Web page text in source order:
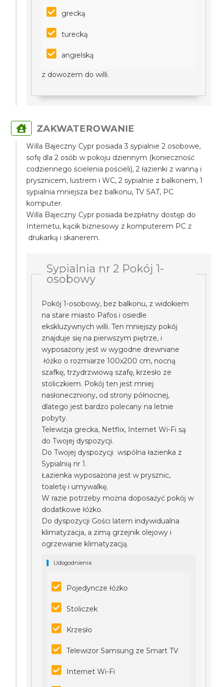
grecką
turecką
angielską
z dowozem do willi.
ZAKWATEROWANIE
Willa Bajeczny Cypr posiada 3 sypialnie 2 osobowe,
sofę dla 2 osób w pokoju dziennym (konieczność
codziennego ścielenia pościeli), 2 łazienki z wanną i
prysznicem, lustrem i WC, 2 sypialnie z balkonem, 1
sypialnia mniejsza bez balkonu, TV SAT, PC
komputer.
Willa Bajeczny Cypr posiada bezpłatny dostęp do
Internetu, kącik biznesowy z komputerem PC z
drukarką i skanerem.
Sypialnia nr 2 Pokój 1-
osobowy
Pokój 1-osobowy, bez balkonu, z widokiem
na stare miasto Pafos i osiedle
ekskluzywnych willi. Ten mniejszy pokój
znajduje się na pierwszym piętrze, i
wyposażony jest w wygodne drewniane
łóżko o rozmiarze 100x200 cm, nocną
szafkę, trzydrzwiową szafę, krzesło ze
stoliczkiem. Pokój ten jest mniej
nasłoneczniony, od strony północnej,
dlatego jest bardzo polecany na letnie
pobyty.
Telewizja grecka, Netflix, Internet Wi-Fi są
do Twojej dyspozycji.
Do Twojej dyspozycji wspólna łazienka z
Sypialnią nr 1.
Łazienka wyposażona jest w prysznic,
toaletę i umywalkę.
W razie potrzeby można doposażyć pokój w
dodatkowe łóżko.
Do dyspozycji Gości latem indywidualna
klimatyzacja, a zimą grzejnik olejowy i
ogrzewanie klimatyzacją.
Udogodnienia
Pojedyncze łóżko
Stoliczek
Krzesło
Telewizor Samsung ze Smart TV
Internet Wi-Fi